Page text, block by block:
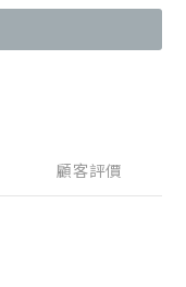
顧客評價